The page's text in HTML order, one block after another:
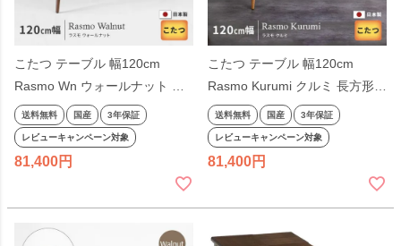
こたつ テーブル 幅120cm
Rasmo Wn ウォールナット 長
方形 おしゃれ ブラウン 木製 天
然木 洋風 日美 国産 日本製
送料無料 国産 3年保証
レビューキャンペーン対象
81,400
こたつ テーブル 幅120cm
Rasmo Kurumi クルミ 長方形
おしゃれ ナチュラル 木製 天然
木 楕円 だ円 変形 変型 洋風 日
美 国産 日本製
送料無料 国産 3年保証
レビューキャンペーン対象
81,400